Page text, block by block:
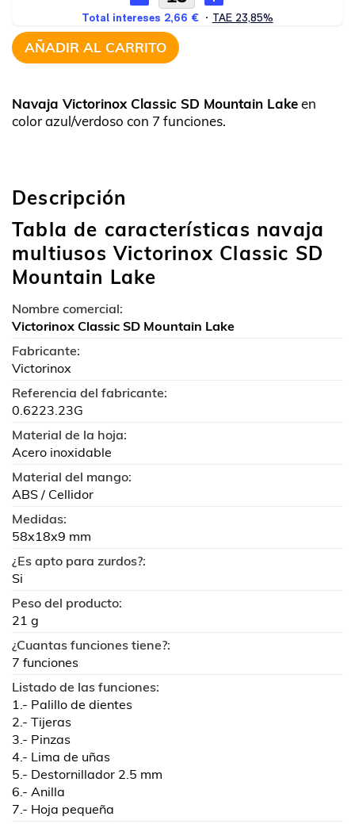
AÑADIR AL CARRITO
Navaja Victorinox Classic SD Mountain Lakeen
color azul/verdoso con 7 funciones.
Descripción
Tabla de características navaja
multiusos Victorinox Classic SD
Mountain Lake
Nombre comercial:
Victorinox Classic SD Mountain Lake
Fabricante:
Victorinox
Referencia del fabricante:
0.6223.23G
Material de la hoja:
Acero inoxidable
Material del mango:
ABS / Cellidor
Medidas:
58x18x9 mm
¿Es apto para zurdos?:
Si
Peso del producto:
21 g
¿Cuantas funciones tiene?:
7 funciones
Listado de las funciones:
1.- Palillo de dientes
2.- Tijeras
3.- Pinzas
4.- Lima de uñas
5.- Destornillador 2.5 mm
6.- Anilla
7.- Hoja pequeña